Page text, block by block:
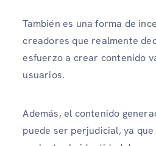
También es una forma de
creadores que realmente
esfuerzo a crear contenido
usuarios.
Además, el contenido
puede ser perjudicial, ya